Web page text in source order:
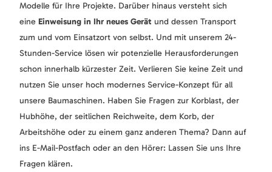
Modelle für Ihre Projekte. Darüber hinaus versteht sich
eine Einweisung in Ihr neues Gerät und dessen Transport
zum und vom Einsatzort von selbst. Und mit unserem 24-
Stunden-Service lösen wir potenzielle Herausforderungen
schon innerhalb kürzester Zeit. Verlieren Sie keine Zeit und
nutzen Sie unser hoch modernes Service-Konzept für all
unsere Baumaschinen. Haben Sie Fragen zur Korblast, der
Hubhöhe, der seitlichen Reichweite, dem Korb, der
Arbeitshöhe oder zu einem ganz anderen Thema? Dann auf
ins E-Mail-Postfach oder an den Hörer: Lassen Sie uns Ihre
Fragen klären.